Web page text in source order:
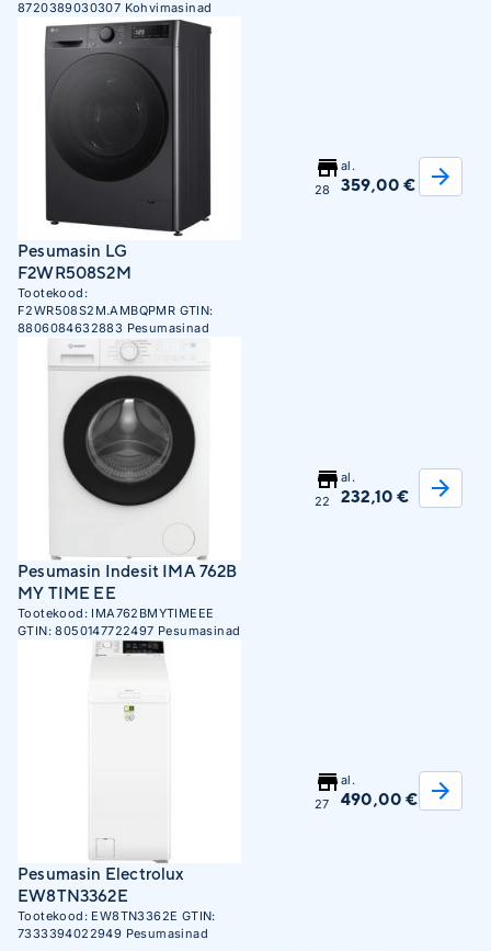
8720389030307 Kohvimasinad
Pesumasin LG
F2WR508S2M
Tootekood:
F2WR508S2M.AMBQPMR GTIN:
8806084632883 Pesumasinad
28
al.
359,00 €
Pesumasin Indesit IMA 762B
MY TIME EE
Tootekood: IMA762BMYTIMEEE
GTIN:8050147722497 Pesumasinad
22
al.
232,10 €
Pesumasin Electrolux
EW8TN3362E
Tootekood: EW8TN3362E GTIN:
7333394022949 Pesumasinad
27
al.
490,00 €